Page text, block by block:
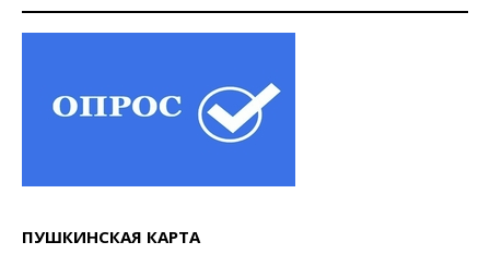
ПУШКИНСКАЯ КАРТА